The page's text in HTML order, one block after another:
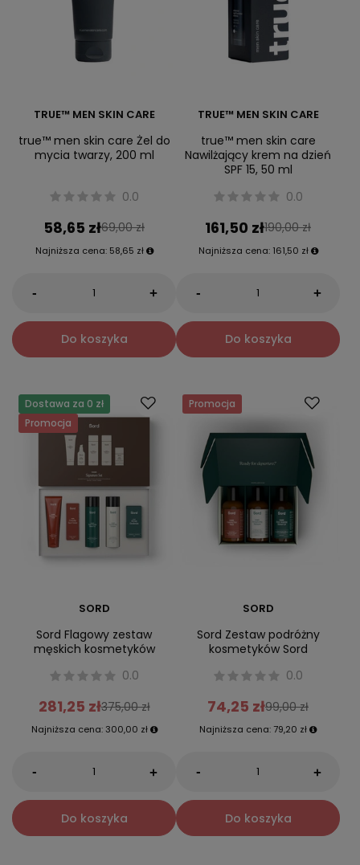
TRUE™ MEN SKIN CARE
true™ men skin care Żel do
mycia twarzy, 200 ml
0.0
58,65 zł69,00 zł
Najniższa cena: 58,65 zł
- +
Do koszyka
TRUE™ MEN SKIN CARE
true™ men skin care
Nawilżający krem na dzień
SPF 15, 50 ml
0.0
161,50 zł190,00 zł
Najniższa cena: 161,50 zł
- +
Do koszyka
Dostawa za 0 zł
Promocja
SORD
Sord Flagowy zestaw
męskich kosmetyków
0.0
281,25 zł375,00 zł
Najniższa cena: 300,00 zł
- +
Do koszyka
Promocja
SORD
Sord Zestaw podróżny
kosmetyków Sord
0.0
74,25 zł99,00 zł
Najniższa cena: 79,20 zł
- +
Do koszyka